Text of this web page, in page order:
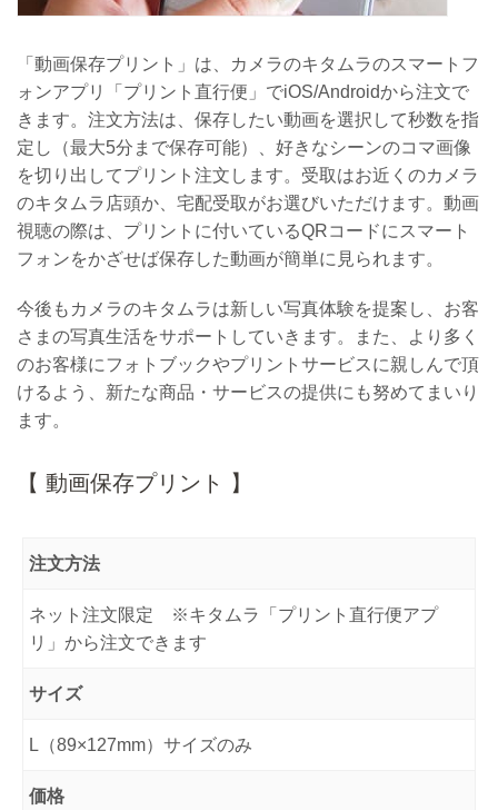
「動画保存プリント」は、カメラのキタムラのスマートフ
ォンアプリ「プリント直行便」でiOS/Androidから注文で
きます。注文方法は、保存したい動画を選択して秒数を指
定し（最大5分まで保存可能）、好きなシーンのコマ画像
を切り出してプリント注文します。受取はお近くのカメラ
のキタムラ店頭か、宅配受取がお選びいただけます。動画
視聴の際は、プリントに付いているQRコードにスマート
フォンをかざせば保存した動画が簡単に見られます。
今後もカメラのキタムラは新しい写真体験を提案し、お客
さまの写真生活をサポートしていきます。また、より多く
のお客様にフォトブックやプリントサービスに親しんで頂
けるよう、新たな商品・サービスの提供にも努めてまいり
ます。
【 動画保存プリント 】
注文方法
ネット注文限定 ※キタムラ「プリント直行便アプ
リ」から注文できます
サイズ
L（89×127mm）サイズのみ
価格